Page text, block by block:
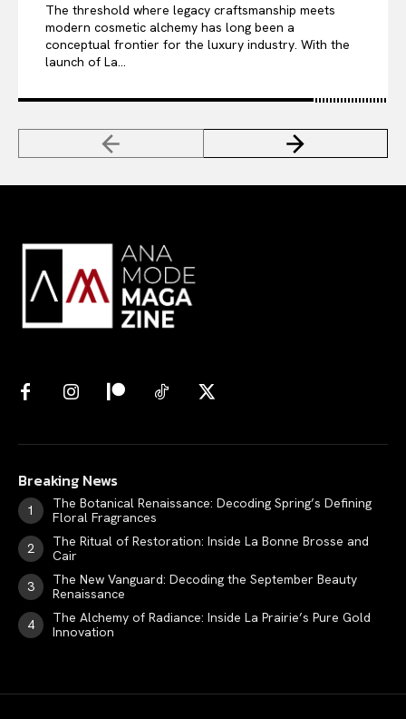
The threshold where legacy craftsmanship meets
modern cosmetic alchemy has long been a
conceptual frontier for the luxury industry. With the
launch of La...
Breaking News
The Botanical Renaissance: Decoding Spring’s Defining
Floral Fragrances
The Ritual of Restoration: Inside La Bonne Brosse and
Cair
The New Vanguard: Decoding the September Beauty
Renaissance
The Alchemy of Radiance: Inside La Prairie’s Pure Gold
Innovation